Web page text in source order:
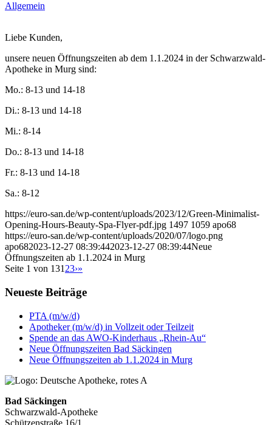
Allgemein
Liebe Kunden,
unsere neuen Öffnungszeiten ab dem 1.1.2024 in der Schwarzwald-
Apotheke in Murg sind:
Mo.: 8-13 und 14-18
Di.: 8-13 und 14-18
Mi.: 8-14
Do.: 8-13 und 14-18
Fr.: 8-13 und 14-18
Sa.: 8-12
https://euro-san.de/wp-content/uploads/2023/12/Green-Minimalist-
Opening-Hours-Beauty-Spa-Flyer-pdf.jpg 1497 1059 apo68
https://euro-san.de/wp-content/uploads/2020/07/logo.png
apo682023-12-27 08:39:442023-12-27 08:39:44Neue
Öffnungszeiten ab 1.1.2024 in Murg
Seite 1 von 131 23›»
Neueste Beiträge
PTA (m/w/d)
Apotheker (m/w/d) in Vollzeit oder Teilzeit
Spende an das AWO-Kinderhaus „Rhein-Au“
Neue Öffnungszeiten Bad Säckingen
Neue Öffnungszeiten ab 1.1.2024 in Murg
Bad Säckingen
Schwarzwald-Apotheke
Schützenstraße 16/1